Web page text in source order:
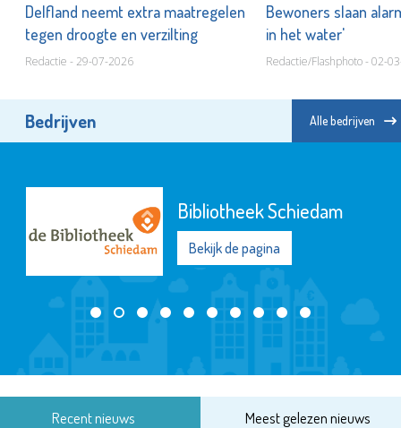
Delfland neemt extra maatregelen
tegen droogte en verzilting
Redactie - 29-07-2026
Bewoners slaan
in het water'
Redactie/Flashphoto - 02-
Bedrijven Alle bedrijven
Bibliotheek Schiedam
Bekijk de pagina
Recent nieuws Meest gelezen nieuws